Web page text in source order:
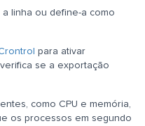
linha ou define-a como
para ativar
se a exportação
como CPU e memória,
os processos em segundo